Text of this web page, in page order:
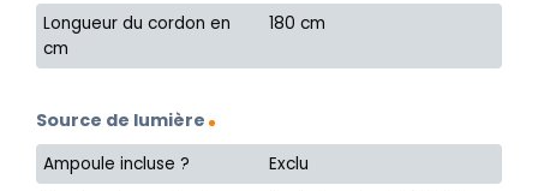
Longueur du cordon en
cm
180 cm
Source de lumière
Ampoule incluse ?
Exclu